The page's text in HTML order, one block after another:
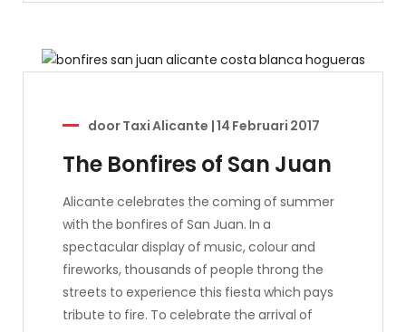
doorTaxi Alicante |14 Februari 2017
The Bonfires of San Juan
Alicante celebrates the coming of summer
with the bonfires of San Juan. In a
spectacular display of music, colour and
fireworks, thousands of people throng the
streets to experience this fiesta which pays
tribute to fire. To celebrate the arrival of